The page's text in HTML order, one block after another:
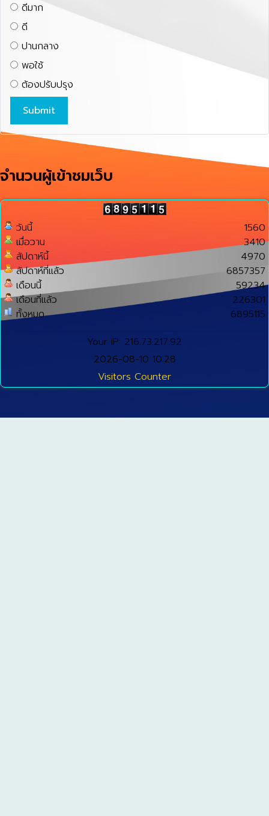
ดีมาก
ดี
ปานกลาง
พอใช้
ต้องปรับปรุง
จำนวนผู้เข้าชมเว็บ
วันนี้
เมื่อวาน
สัปดาห์นี้
สัปดาห์ที่แล้ว
เดือนนี้
เดือนที่แล้ว
ทั้งหมด
1560
3410
4970
6857357
59234
226301
6895115
Your IP: 216.73.217.92
2026-08-10 10:28
Visitors Counter